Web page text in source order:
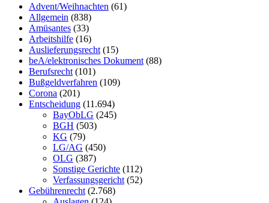
Advent/Weihnachten (61)
Allgemein (838)
Amüsantes (33)
Arbeitshilfe (16)
Auslieferungsrecht (15)
beA/elektronisches Dokument (88)
Berufsrecht (101)
Bußgeldverfahren (109)
Corona (201)
Entscheidung (11.694)
BayObLG (245)
BGH (503)
KG (79)
LG/AG (450)
OLG (387)
Sonstige Gerichte (112)
Verfassungsgericht (52)
Gebührenrecht (2.768)